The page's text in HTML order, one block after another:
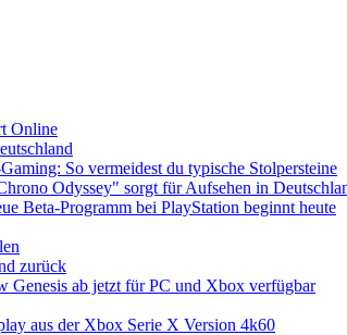
Online
So vermeidest du typische Stolpersteine
Odyssey" sorgt für Aufsehen in
Beta-Programm bei PlayStation beginnt heute
zurück
Genesis ab jetzt für PC und Xbox verfügbar
aus der Xbox Serie X Version 4k60